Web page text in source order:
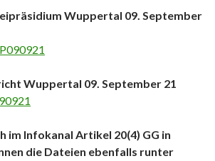
Wuppertal 09. September
Wuppertal 09. September 21
im Infokanal Artikel 20(4) GG in
die Dateien ebenfalls runter